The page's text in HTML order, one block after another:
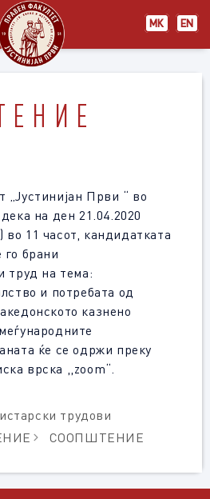
МК EN
Е Н И Е
„Јустинијан Први “ во
на ден 21.04.2020
11 часот, кандидатката
брани
труд на тема:
и потребата од
казнено
ќе се одржи преку
врска ,,zoom“.
трудови
СООПШТЕНИЕ